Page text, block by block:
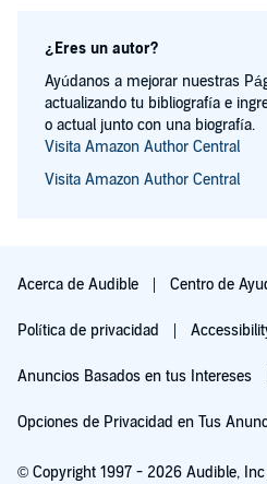
¿Eres un autor?
Ayúdanos a mejorar nuestras
actualizando tu bibliografía e
o actual junto con una biografía.
Visita Amazon Author Central
Visita Amazon Author Central
Acerca de Audible Centro de
Política de privacidad
Anuncios Basados en tus Intereses
Opciones de Privacidad en Tus
© Copyright 1997 - 2026 Audible, Inc